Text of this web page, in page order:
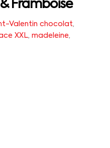
Framboise
Valentin chocolat,
XXL,madeleine,